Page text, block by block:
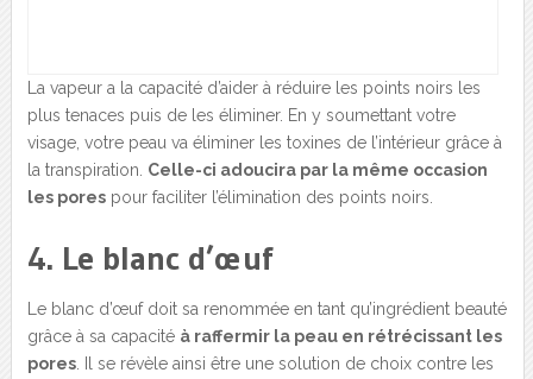
La vapeur a la capacité d’aider à réduire les points noirs les
plus tenaces puis de les éliminer. En y soumettant votre
visage, votre peau va éliminer les toxines de l’intérieur grâce à
la transpiration. Celle-ci adoucira par la même occasion
les porespour faciliter l’élimination des points noirs.
4. Le blanc d’œuf
Le blanc d’œuf doit sa renommée en tant qu’ingrédient beauté
grâce à sa capacité à raffermir la peau en rétrécissant les
pores. Il se révèle ainsi être une solution de choix contre les